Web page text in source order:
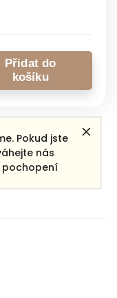
Pokud jste
nás
pochopení
Přidat do
košíku